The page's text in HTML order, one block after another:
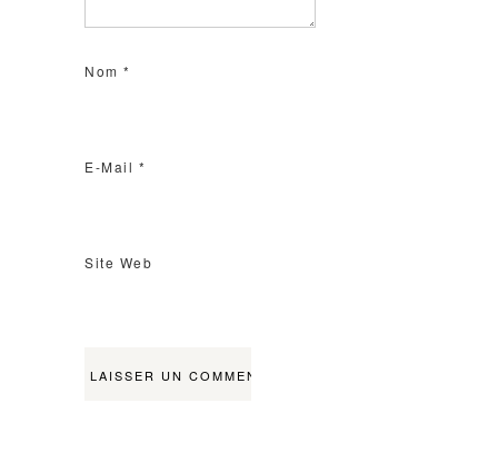
Nom*
E-Mail *
Site Web